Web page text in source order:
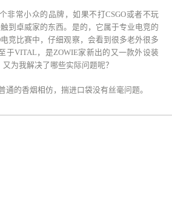
非常小众的品牌，如果不打CSGO或者不玩
到卓威家的东西。是的，它属于专业电竞的
竞比赛中，仔细观察，会看到很多老外很多
于VITAL，是ZOWIE家新出的又一款外设装
为我解决了哪些实际问题呢？
通的香烟相仿，揣进口袋没有丝毫问题。